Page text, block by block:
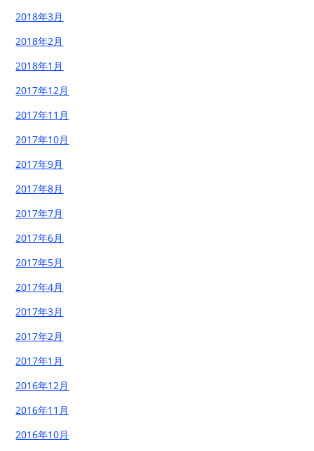
2018年3月
2018年2月
2018年1月
2017年12月
2017年11月
2017年10月
2017年9月
2017年8月
2017年7月
2017年6月
2017年5月
2017年4月
2017年3月
2017年2月
2017年1月
2016年12月
2016年11月
2016年10月